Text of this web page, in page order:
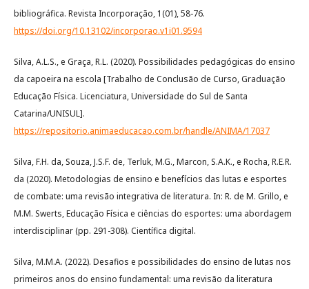
bibliográfica. Revista Incorporação, 1(01), 58-76.
https://doi.org/10.13102/incorporao.v1i01.9594
Silva, A.L.S., e Graça, R.L. (2020). Possibilidades pedagógicas do ensino
da capoeira na escola [Trabalho de Conclusão de Curso, Graduação
Educação Física. Licenciatura, Universidade do Sul de Santa
Catarina/UNISUL].
https://repositorio.animaeducacao.com.br/handle/ANIMA/17037
Silva, F.H. da, Souza, J.S.F. de, Terluk, M.G., Marcon, S.A.K., e Rocha, R.E.R.
da (2020). Metodologias de ensino e benefícios das lutas e esportes
de combate: uma revisão integrativa de literatura. In: R. de M. Grillo, e
M.M. Swerts, Educação Física e ciências do esportes: uma abordagem
interdisciplinar (pp. 291-308). Científica digital.
Silva, M.M.A. (2022). Desafios e possibilidades do ensino de lutas nos
primeiros anos do ensino fundamental: uma revisão da literatura